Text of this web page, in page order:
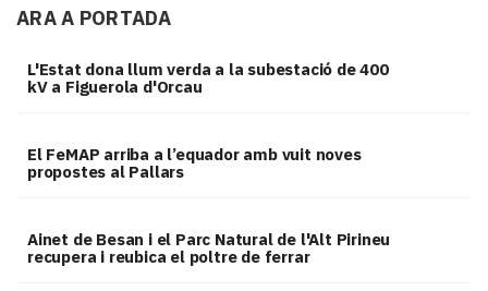
ARA A PORTADA
L'Estat dona llum verda a la subestació de 400
kV a Figuerola d'Orcau
El FeMAP arriba a l’equador amb vuit noves
propostes al Pallars
Ainet de Besan i el Parc Natural de l'Alt Pirineu
recupera i reubica el poltre de ferrar